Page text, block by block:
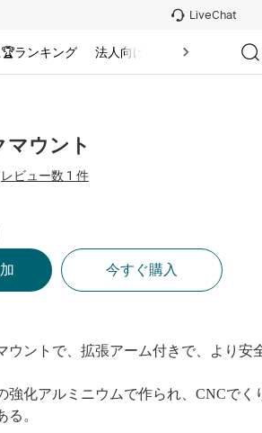
LiveChat
ランキング 法人向け 情報
ウント
レビュー数 1 件
今すぐ購入
ウントで、拡張アーム付きで、より安
強化アルミニウムで作られ、CNCでく
る。